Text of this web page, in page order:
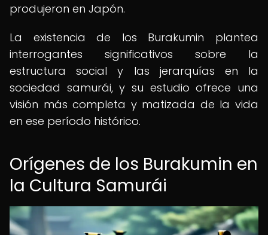
produjeron en Japón.
La existencia de los Burakumin plantea
interrogantes significativos sobre la
estructura social y las jerarquías en la
sociedad samurái, y su estudio ofrece una
visión más completa y matizada de la vida
en ese período histórico.
Orígenes de los Burakumin en
la Cultura Samurái